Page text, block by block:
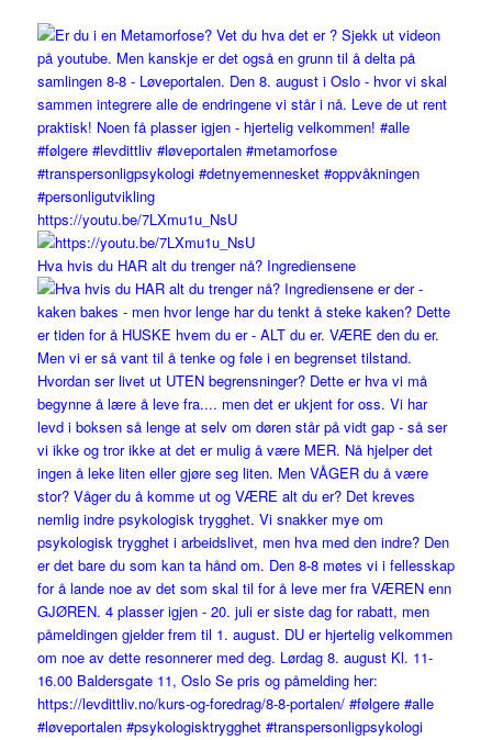
https://youtu.be/7LXmu1u_NsU
Hva hvis du HAR alt du trenger nå? Ingrediensene